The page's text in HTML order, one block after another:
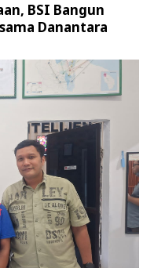
BSI Bangun
Danantara